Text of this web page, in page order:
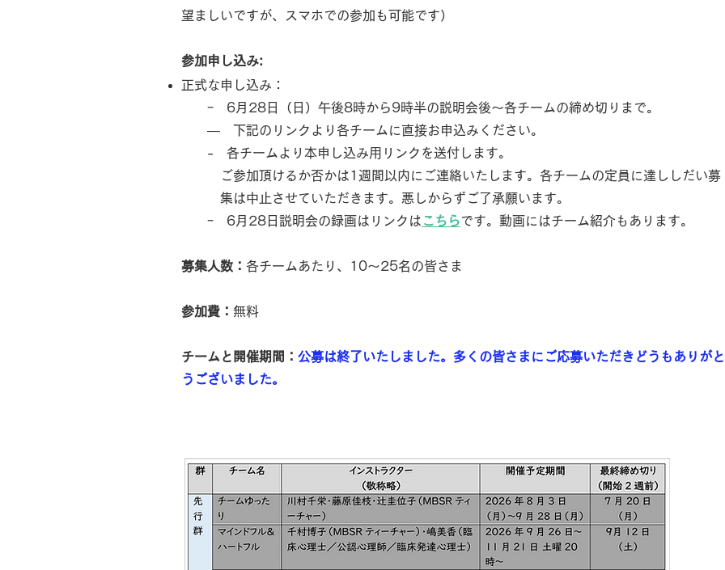
望ましいですが、スマホでの参加も可能です）
参加申し込み:
正式な申し込み：
ｰ 6月28日（日）午後8時から9時半の説明会後〜各チームの締め切りまで。
— 下記のリンクより各チームに直接お申込みください。
- 各チームより本申し込み用リンクを送付します。
ご参加頂けるか否かは1週間以内にご連絡いたします。各チームの定員に達ししだい募
集は中止させていただきます。悪しからずご了承願います。
ｰ 6月28日説明会の録画はリンクは こちらです。動画にはチーム紹介もあります。
募集人数： 各チームあたり、10〜25名の皆さま
参加費： 無料
​チームと開催期間： 公募は終了いたしました。多くの皆さまにご応募いただきどうもありがと
うございました。